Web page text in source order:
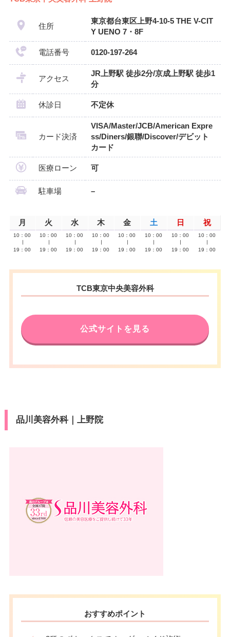
住所
東京都台東区上野4-10-5 THE V-CIT
Y UENO 7・8F
電話番号 0120-197-264
アクセス
JR上野駅 徒歩2分/京成上野駅 徒歩1
分
休診日 不定休
カード決済
VISA/Master/JCB/American Expre
ss/Diners/銀聯/Discover/デビット
カード
医療ローン 可
駐車場 –
月 火 水 木 金 土 日 祝
10：00
19：00
10：00
19：00
10：00
19：00
10：00
19：00
10：00
19：00
10：00
19：00
10：00
19：00
10：00
19：00
TCB東京中央美容外科
公式サイトを見る
品川美容外科｜上野院
おすすめポイント